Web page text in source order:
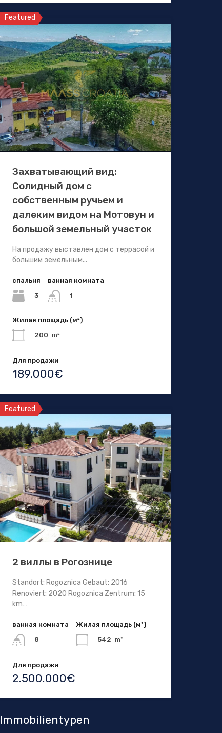
Featured
Захватывающий вид:
Солидный дом с
собственным ручьем и
далеким видом на Мотовун и
большой земельный участок
На продажу выставлен дом с террасой и
большим земельным...
спальня
3
ванная комната
1
Жилая площадь (м²)
200 m²
Для продажи
189.000€
Featured
2 виллы в Рогознице
Standort: Rogoznica Gebaut: 2016
Renoviert: 2020 Rogoznica Zentrum: 15
km…
ванная комната
8
Жилая площадь (м²)
542 m²
Для продажи
2.500.000€
Immobilientypen